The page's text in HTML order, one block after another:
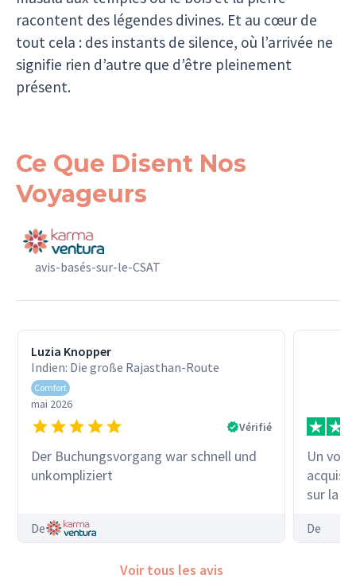
racontent des légendes divines. Et au cœur de
tout cela : des instants de silence, où l’arrivée ne
signifie rien d’autre que d’être pleinement
présent.
Ce Que Disent Nos
Voyageurs
avis-basés-sur-le-CSAT
Luzia Knopper
Indien: Die große Rajasthan-Route
Comfort
mai 2026
Vérifié
Der Buchungsvorgang war schnell und
unkompliziert
De
Un
acquis
sur la
De
Voir tous les avis